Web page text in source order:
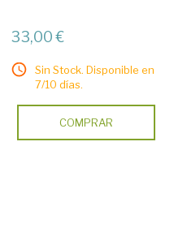
33,00 €
Sin Stock. Disponible en
7/10 días.
COMPRAR